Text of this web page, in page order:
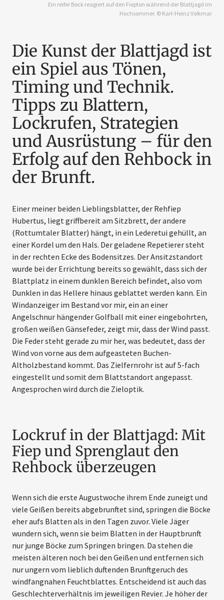
Ein reifer Bock reagiert auf den Fiepton während der Blattjagd im
Hochsommer. © Karl-Heinz Volkmar
Die Kunst der Blattjagd ist
ein Spiel aus Tönen,
Timing und Technik.
Tipps zu Blattern,
Lockrufen, Strategien
und Ausrüstung – für den
Erfolg auf den Rehbock in
der Brunft.
Einer meiner beiden Lieblingsblatter, der Rehfiep
Hubertus, liegt griffbereit am Sitzbrett, der andere
(Rottumtaler Blatter) hängt, in ein Lederetui gehüllt, an
einer Kordel um den Hals. Der geladene Repetierer steht
in der rechten Ecke des Bodensitzes. Der Ansitzstandort
wurde bei der Errichtung bereits so ­gewählt, dass sich der
Blattplatz in einem dunklen Bereich befindet, also vom
Dunklen in das Hellere hinaus geblattet werden kann. Ein
Windanzeiger im Bestand vor mir, ein an einer
Angelschnur häng­ender Golfball mit einer eingebohrten,
großen weißen Gänse­feder, zeigt mir, dass der Wind passt.
Die Feder steht gerade zu mir her, was bedeutet, dass der
Wind von vorne aus dem auf­­geast­eten Buchen-
Altholzbestand kommt. Das Zielfernrohr ist auf 5-fach
eingestellt und somit dem Blattstandort an­gepasst.
Angesprochen wird durch die Zieloptik.
Lockruf in der Blattjagd: Mit
Fiep und Sprenglaut den
Rehbock überzeugen
Wenn sich die erste Augustwoche ihrem Ende zuneigt und
viele Geißen bereits abgebrunftet sind, springen die Böcke
eher aufs Blatten als in den Tagen zuvor. Viele Jäger
wundern sich, wenn sie beim Blatten in der Hauptbrunft
nur junge Böcke zum Springen bringen. Da stehen die
meisten älteren noch bei den Geißen und ent­fernen sich
nur ungern vom lieblich duftenden Brunftgeruch des
windfangnahen Feuchtblattes. Entscheidend ist auch das
Geschlechter­verhältnis im jeweiligen Revier. Je höher der